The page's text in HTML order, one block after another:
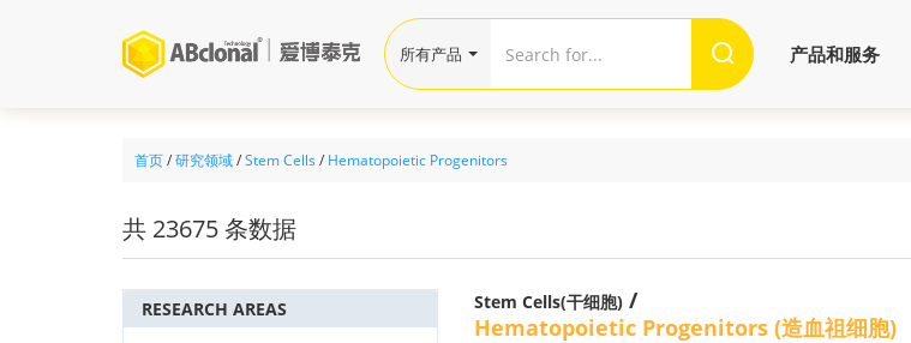
首页/研究领域/Stem Cells/ Hematopoietic Progenitors
共 23675 条数据
RESEARCH AREAS Stem Cells(干细胞)/
Hematopoietic Progenitors (造血祖细胞)
产品和服务
所有产品